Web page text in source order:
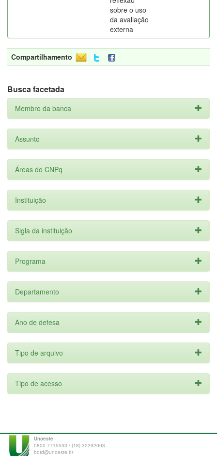
sobre o uso
da avaliação
externa
Compartilhamento
Busca facetada
Membro da banca
Assunto
Áreas do CNPq
Instituição
Sigla da instituição
Programa
Departamento
Ano de defesa
Tipo de arquivo
Tipo de acesso
Unoeste
0800 7715533 / (18) 32292003
bdtd@unoeste.br